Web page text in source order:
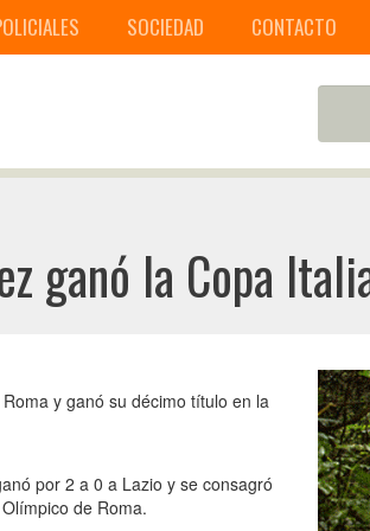
SOCIEDAD CONTACTO
ganó la Copa
y ganó su décimo título en la
por 2 a 0 a Lazio y se consagró
de Roma.